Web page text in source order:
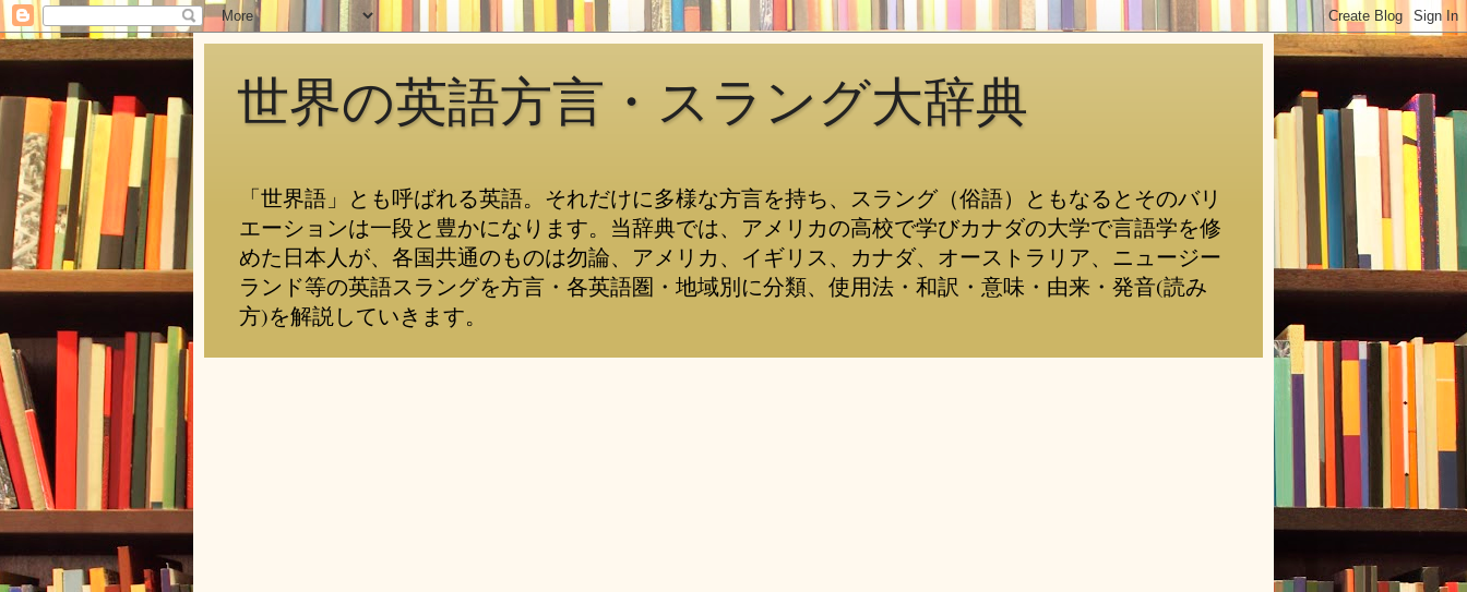
世界の英語方言・スラング大辞典
「世界語」とも呼ばれる英語。それだけに多様な方言を持ち、スラング（俗語）ともなるとそのバリ
エーションは一段と豊かになります。当辞典では、アメリカの高校で学びカナダの大学で言語学を修
めた日本人が、各国共通のものは勿論、アメリカ、イギリス、カナダ、オーストラリア、ニュージー
ランド等の英語スラングを方言・各英語圏・地域別に分類、使用法・和訳・意味・由来・発音(読み
方)を解説していきます。